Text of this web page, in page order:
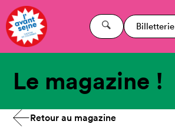
Billetterie
Le magazine !
Retour au magazine